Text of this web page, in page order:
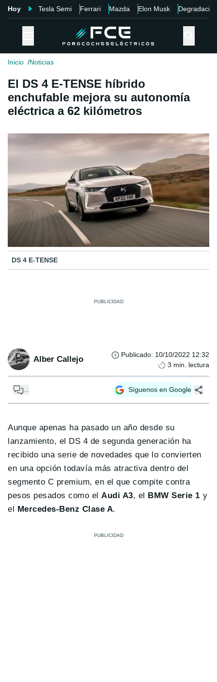
Hoy Tesla Semi Ferrari Mazda Elon Musk Degradación
Inicio Noticias
El DS 4 E-TENSE híbrido
enchufable mejora su autonomía
eléctrica a 62 kilómetros
DS 4 E-TENSE
Alber Callejo Publicado: 10/10/2022 12:32
3 min. lectura
... Síguenos en Google
Aunque apenas ha pasado un año desde su
lanzamiento, el DS 4 de segunda generación ha
recibido una serie de novedades que lo convierten
en una opción todavía más atractiva dentro del
segmento C premium, en el que compite contra
pesos pesados como elAudi A3, el BMW Serie 1 y
el
Mercedes-Benz Clase A.